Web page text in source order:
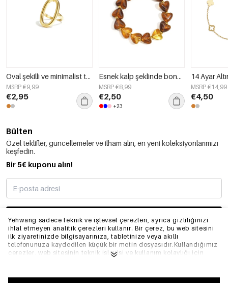
Yehwang sadece teknik ve işlevsel çerezleri, ayrıca gizliliğinizi
ihlal etmeyen analitik çerezleri kullanır. Bir çerez, bu web sitesini
ilk ziyaretinizde bilgisayarınıza, tabletinize veya akıllı
telefonunuza kaydedilen küçük bir metin dosyasıdır.Kullandığımız
çerezler, web sitesinin teknik işleyişi ve kullanım kolaylığı için
etmemize olanak tanır.Yehwang'da iyi bir tarama ve alışveriş
Oval şekilli ve minimalist tasarımlı dikkat çekici yüzük.
MSRP €9,99
€2,95
Esnek kalp şeklinde boncuklu bileklik
MSRP €8,99
€2,50
+23
MSRP €14,99
€4,50
Bülten
Özel teklifler, güncellemeler ve ilham alın, en yeni koleksiyonlarımızı
keşfedin.
Bir 5€ kuponu alın!
ABONE OLMAK
BILGI